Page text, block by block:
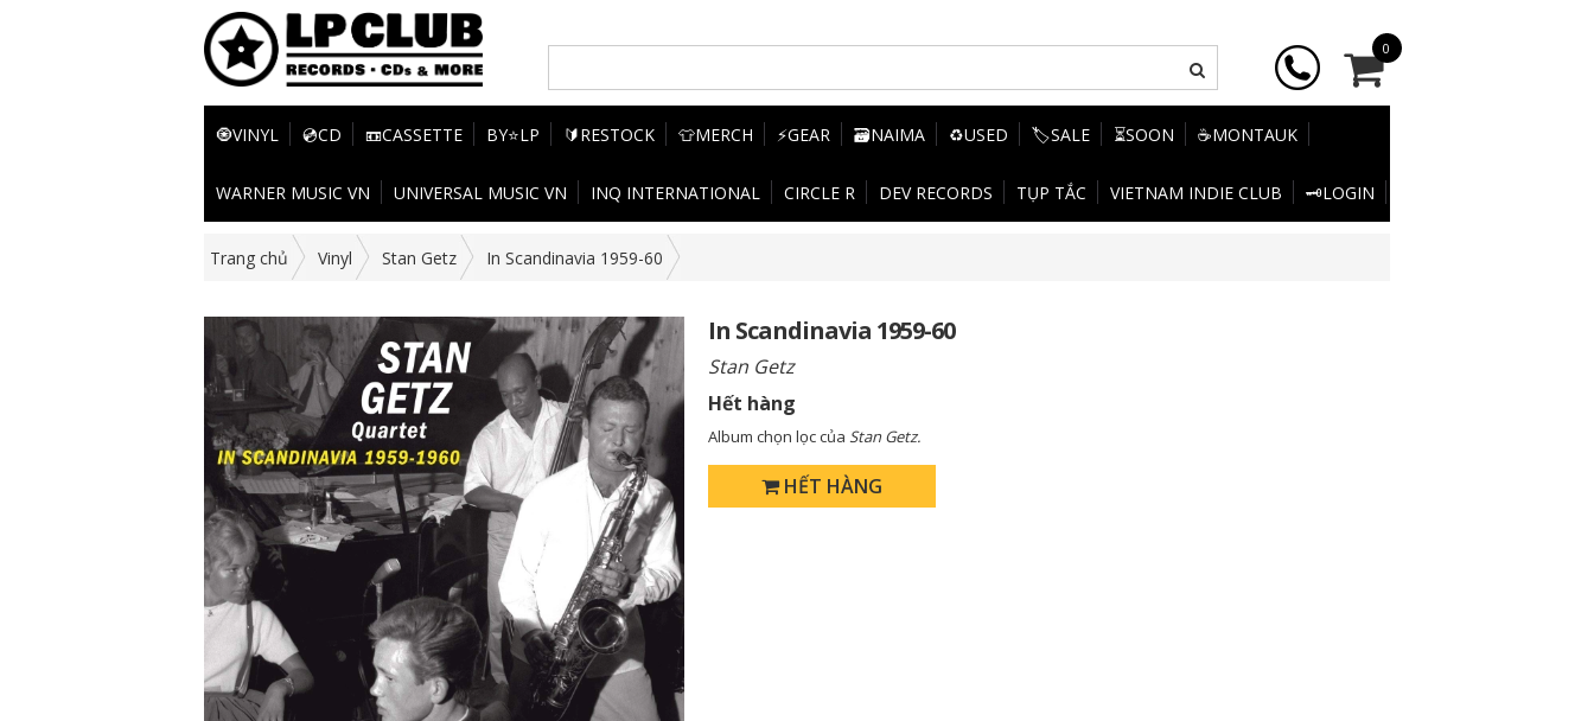
0
🧿VINYL 💿CD 📼CASSETTE BY⭐LP 🔰RESTOCK 👕MERCH ⚡GEAR 🗃️NAIMA ♻️USED 🏷️SALE ⏳SOON ☕MONTAUK
WARNER MUSIC VN UNIVERSAL MUSIC VN INQ INTERNATIONAL CIRCLE R DEV RECORDS TỤP TẮC VIETNAM INDIE CLUB 🗝️LOGIN
Trang chủ Vinyl Stan Getz In Scandinavia 1959-60
In Scandinavia 1959-60
Stan Getz
Hết hàng
Album chọn lọc của Stan Getz.
HẾT HÀNG